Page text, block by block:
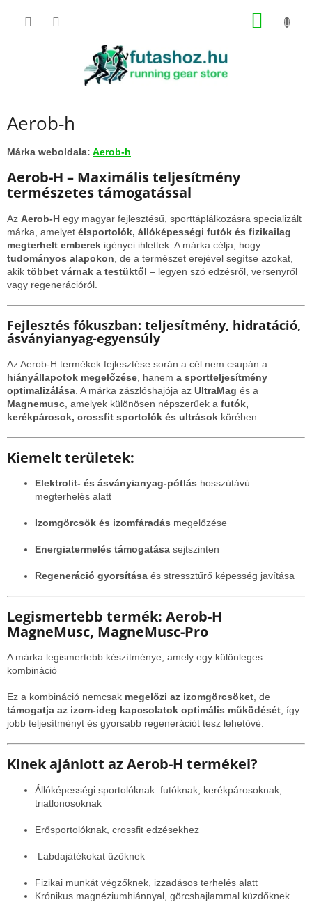
KOSÁR
Aerob-h
Márka weboldala: Aerob-h
Aerob-H – Maximális teljesítmény
természetes támogatással
Az Aerob-H egy magyar fejlesztésű, sporttáplálkozásra specializált
márka, amelyet élsportolók, állóképességi futók és fizikailag
megterhelt emberek igényei ihlettek. A márka célja, hogy
tudományos alapokon , de a természet erejével segítse azokat,
akik többet várnak a testüktől – legyen szó edzésről, versenyről
vagy regenerációról.
Fejlesztés fókuszban: teljesítmény, hidratáció,
ásványianyag-egyensúly
Az Aerob-H termékek fejlesztése során a cél nem csupán a
hiányállapotok megelőzése , hanem a sportteljesítmény
optimalizálása . A márka zászlóshajója az UltraMag és a
Magnemusc , amelyek különösen népszerűek a futók,
kerékpárosok, crossfit sportolók és ultrások körében.
Kiemelt területek:
Elektrolit- és ásványianyag-pótlás hosszútávú
megterhelés alatt
Izomgörcsök és izomfáradás megelőzése
Energiatermelés támogatása sejtszinten
Regeneráció gyorsítása és stressztűrő képesség javítása
Legismertebb termék: Aerob-H
MagneMusc, MagneMusc-Pro
A márka legismertebb készítménye, amely egy különleges
kombináció
Ez a kombináció nemcsak megelőzi az izomgörcsöket, de
támogatja az izom-ideg kapcsolatok optimális működését, így
jobb teljesítményt és gyorsabb regenerációt tesz lehetővé.
Kinek ajánlott az Aerob-H termékei?
Állóképességi sportolóknak: futóknak, kerékpárosoknak,
triatlonosoknak
Erősportolóknak, crossfit edzésekhez
Labdajátékokat űzőknek
Fizikai munkát végzőknek, izzadásos terhelés alatt
Krónikus magnéziumhiánnyal, görcshajlammal küzdőknek